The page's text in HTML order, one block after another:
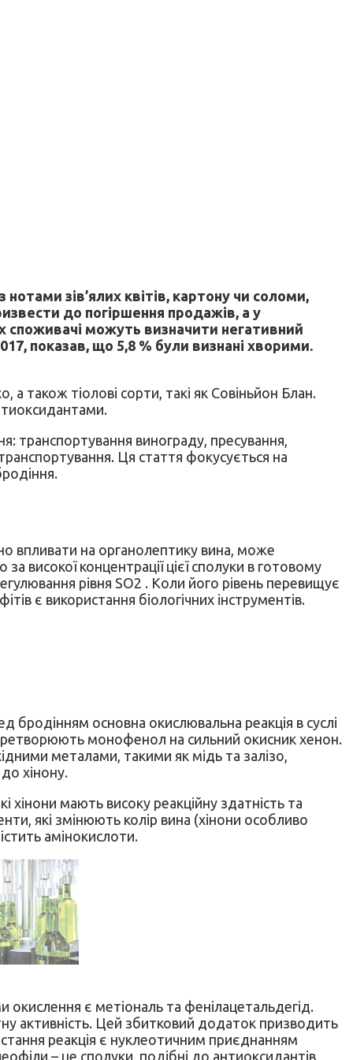
зів’ялих квітів, картону чи соломи,
до погіршення продажів, а у
споживачі можуть визначити негативний
показав, що 5,8 % були визнані хворими.
а також тіолові сорти, такі як Совіньйон Блан.
транспортування винограду, пресування,
Ця стаття фокусується на
впливати на органолептику вина, може
високої концентрації цієї сполуки в готовому
рівня SO2 . Коли його рівень перевищує
є використання біологічних інструментів.
основна окислювальна реакція в суслі
монофенол на сильний окисник хенон.
металами, такими як мідь та залізо,
хінону.
хінони мають високу реакційну здатність та
які змінюють колір вина (хінони особливо
амінокислоти.
окислення є метіональ та фенілацетальдегід.
активність. Цей збитковий додаток призводить
реакція є нуклеотичним приєднанням
– це сполуки, подібні до антиоксидантів